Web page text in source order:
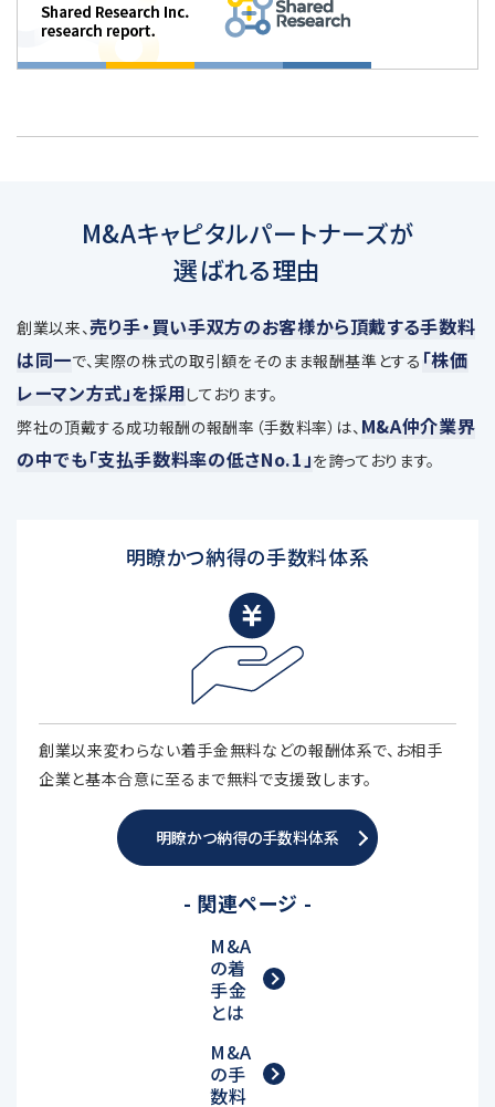
M&Aキャピタルパートナーズが
選ばれる理由
創業以来、売り手・買い手双方のお客様から頂戴する手数料
は同一で、実際の株式の取引額をそのまま報酬基準とする 「株価
レーマン方式」を採用しております。
弊社の頂戴する成功報酬の報酬率（手数料率）は、 M&A仲介業界
の中でも「支払手数料率の低さNo.1」を誇っております。
明瞭かつ納得の手数料体系
創業以来変わらない着手金無料などの報酬体系で、お相手
企業と基本合意に至るまで無料で支援致します。
明瞭かつ納得の手数料体系
- 関連ページ -
M&A
の着
手金
とは
M&A
の手
数料